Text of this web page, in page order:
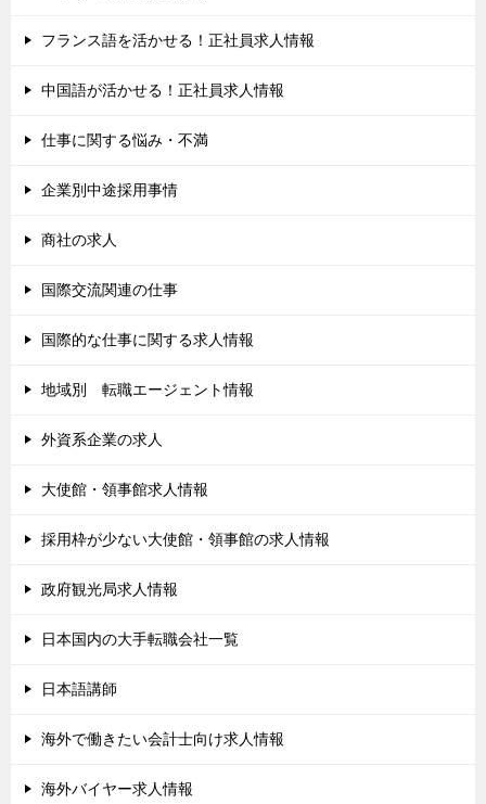
フランス語を活かせる！正社員求人情報
中国語が活かせる！正社員求人情報
仕事に関する悩み・不満
企業別中途採用事情
商社の求人
国際交流関連の仕事
国際的な仕事に関する求人情報
地域別 転職エージェント情報
外資系企業の求人
大使館・領事館求人情報
採用枠が少ない大使館・領事館の求人情報
政府観光局求人情報
日本国内の大手転職会社一覧
日本語講師
海外で働きたい会計士向け求人情報
海外バイヤー求人情報